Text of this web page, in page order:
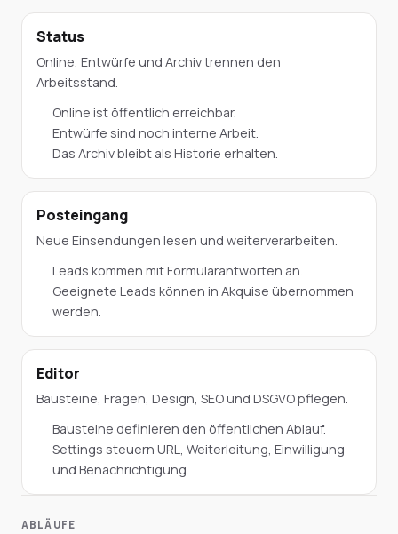
Status
Online, Entwürfe und Archiv trennen den
Arbeitsstand.
Online ist öffentlich erreichbar.
Entwürfe sind noch interne Arbeit.
Das Archiv bleibt als Historie erhalten.
Posteingang
Neue Einsendungen lesen und weiterverarbeiten.
Leads kommen mit Formularantworten an.
Geeignete Leads können in Akquise übernommen
werden.
Editor
Bausteine, Fragen, Design, SEO und DSGVO pflegen.
Bausteine definieren den öffentlichen Ablauf.
Settings steuern URL, Weiterleitung, Einwilligung
und Benachrichtigung.
ABLÄUFE